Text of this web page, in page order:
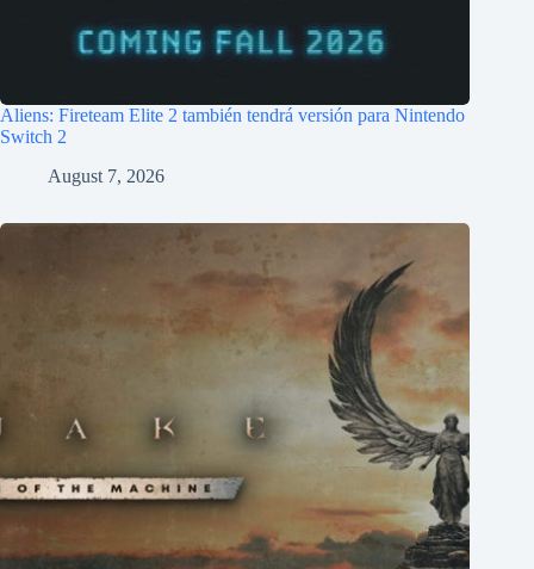
Aliens: Fireteam Elite 2 también tendrá versión para Nintendo
Switch 2
August 7, 2026